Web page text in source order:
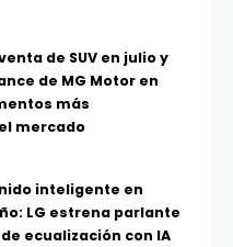
de SUV en julio y
de MG Motor en
más
mercado
inteligente en
LG estrena parlante
ecualización con IA